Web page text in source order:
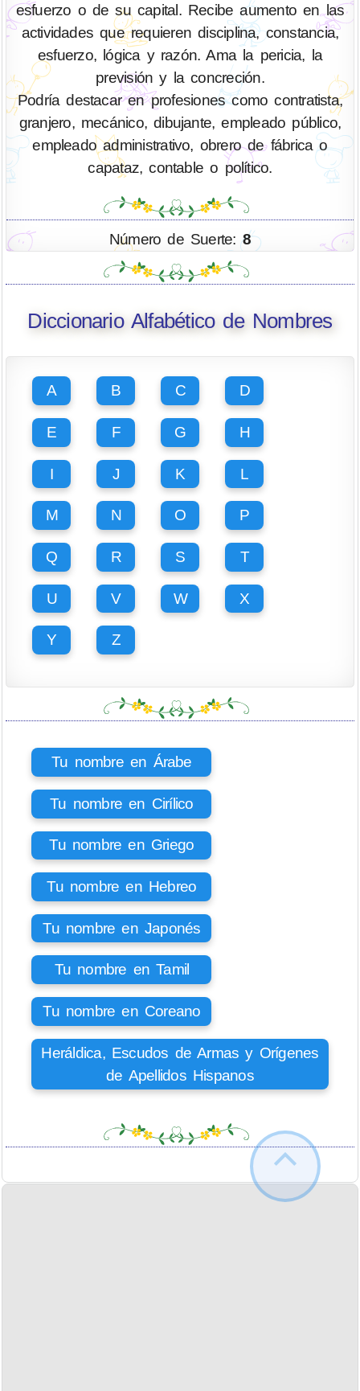
esfuerzo o de su capital. Recibe aumento en las
actividades que requieren disciplina, constancia,
esfuerzo, lógica y razón. Ama la pericia, la
previsión y la concreción.
Podría destacar en profesiones como contratista,
granjero, mecánico, dibujante, empleado público,
empleado administrativo, obrero de fábrica o
capataz, contable o político.
Número de Suerte:8
Diccionario Alfabético de Nombres
A B C D
E F G H
I J K L
M N O P
Q R S T
U V W X
Y Z
Tu nombre en Árabe
Tu nombre en Cirílico
Tu nombre en Griego
Tu nombre en Hebreo
Tu nombre en Japonés
Tu nombre en Tamil
Tu nombre en Coreano
Heráldica, Escudos de Armas y Orígenes
de Apellidos Hispanos